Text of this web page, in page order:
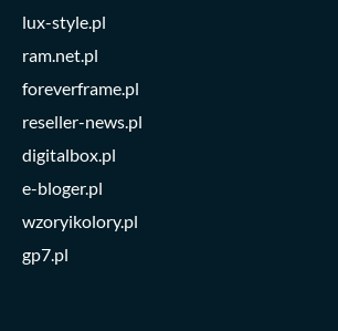
lux-style.pl
ram.net.pl
foreverframe.pl
reseller-news.pl
digitalbox.pl
e-bloger.pl
wzoryikolory.pl
gp7.pl